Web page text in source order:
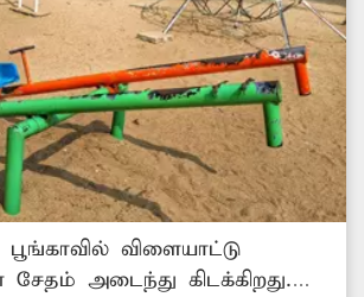
பூங்காவில் விளையாட்டு
அடைந்து கிடக்கிறது.